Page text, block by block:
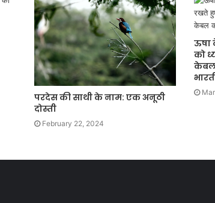
परदेस की साथी के नाम: एक अनूठी
दोस्ती
February 22, 2024
ऊषा
को
केबल